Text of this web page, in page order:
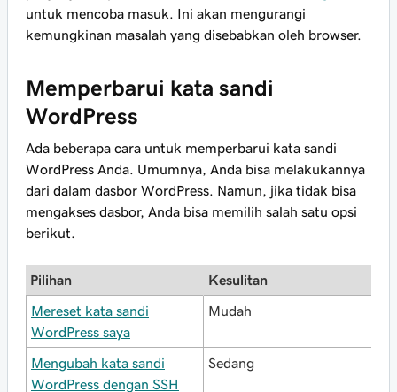
untuk mencoba masuk. Ini akan mengurangi
kemungkinan masalah yang disebabkan oleh browser.
Memperbarui kata sandi
WordPress
Ada beberapa cara untuk memperbarui kata sandi
WordPress Anda. Umumnya, Anda bisa melakukannya
dari dalam dasbor WordPress. Namun, jika tidak bisa
mengakses dasbor, Anda bisa memilih salah satu opsi
berikut.
Pilihan Kesulitan
Mereset kata sandi
WordPress saya
Mudah
Mengubah kata sandi
WordPress dengan SSH
Sedang